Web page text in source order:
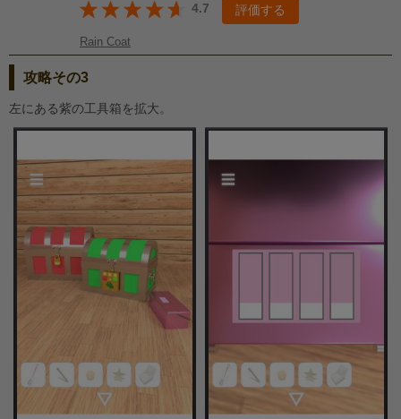
4.7 評価する
Rain Coat
攻略その3
左にある紫の工具箱を拡大。